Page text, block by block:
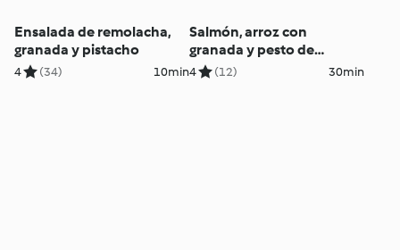
Ensalada de remolacha,
granada y pistacho
4 (34) 10min
Salmón, arroz con
granada y pesto de
canónigos
4 (12) 30min